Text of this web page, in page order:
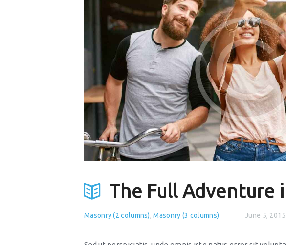
The Full Adventure
Masonry (2 columns),Masonry (3 columns) June 5, 2015